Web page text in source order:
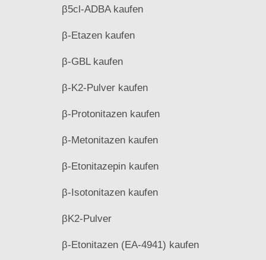
β5cl-ADBA kaufen
β-Etazen kaufen
β-GBL kaufen
β-K2-Pulver kaufen
β-Protonitazen kaufen
β-Metonitazen kaufen
β-Etonitazepin kaufen
β-Isotonitazen kaufen
βK2-Pulver
β-Etonitazen (EA-4941) kaufen